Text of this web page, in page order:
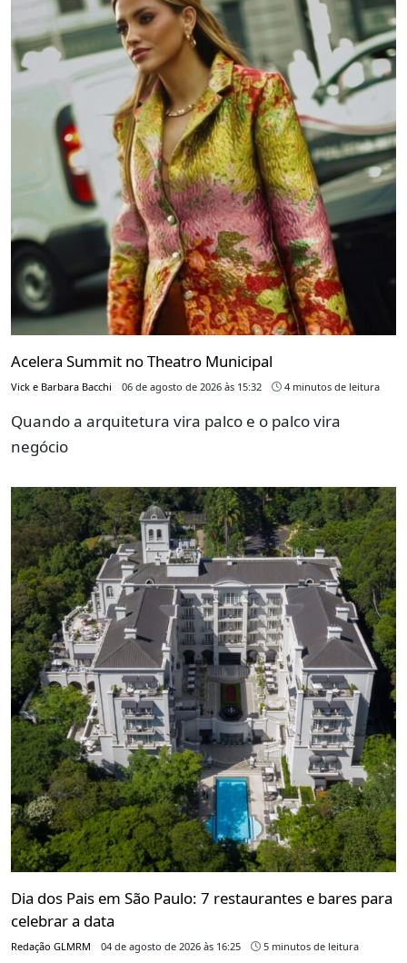
Acelera Summit no Theatro Municipal
Vick e Barbara Bacchi 06 de agosto de 2026 às 15:32 4 minutos de leitura
Quando a arquitetura vira palco e o palco vira
negócio
Dia dos Pais em São Paulo: 7 restaurantes e bares para
celebrar a data
Redação GLMRM 04 de agosto de 2026 às 16:25 5 minutos de leitura